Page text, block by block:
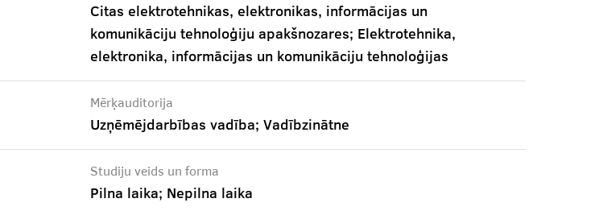
Citas elektrotehnikas, elektronikas, informācijas un
komunikāciju tehnoloģiju apakšnozares; Elektrotehnika,
elektronika, informācijas un komunikāciju tehnoloģijas
Mērķauditorija
Uzņēmējdarbības vadība; Vadībzinātne
Studiju veids un forma
Pilna laika; Nepilna laika